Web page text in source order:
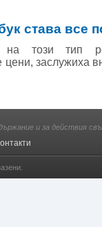
става все
на този тип
заслужиха
и за действия